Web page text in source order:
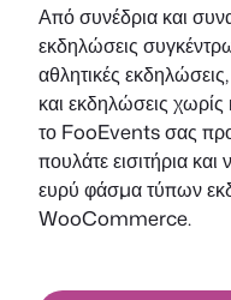
Από συνέδρια και
εκδηλώσεις
αθλητικές
και εκδηλώσεις χωρίς
το FooEvents σας
πουλάτε εισιτήρια και
ευρύ φάσμα τύπων
WooCommerce.